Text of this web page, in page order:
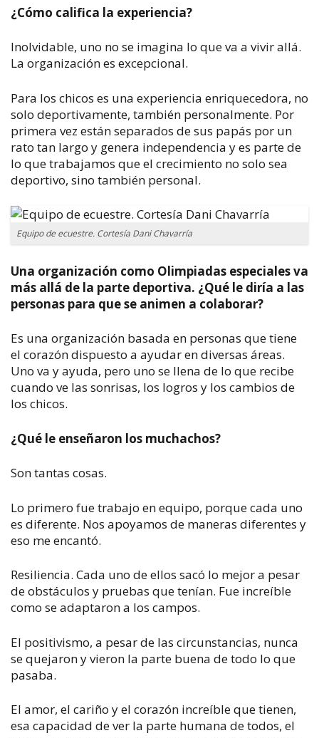
¿Cómo califica la experiencia?
Inolvidable, uno no se imagina lo que va a vivir allá.
La organización es excepcional.
Para los chicos es una experiencia enriquecedora, no
solo deportivamente, también personalmente. Por
primera vez están separados de sus papás por un
rato tan largo y genera independencia y es parte de
lo que trabajamos que el crecimiento no solo sea
deportivo, sino también personal.
Equipo de ecuestre. Cortesía Dani Chavarría
Una organización como Olimpiadas especiales va
más allá de la parte deportiva. ¿Qué le diría a las
personas para que se animen a colaborar?
Es una organización basada en personas que tiene
el corazón dispuesto a ayudar en diversas áreas.
Uno va y ayuda, pero uno se llena de lo que recibe
cuando ve las sonrisas, los logros y los cambios de
los chicos.
¿Qué le enseñaron los muchachos?
Son tantas cosas.
Lo primero fue trabajo en equipo, porque cada uno
es diferente. Nos apoyamos de maneras diferentes y
eso me encantó.
Resiliencia. Cada uno de ellos sacó lo mejor a pesar
de obstáculos y pruebas que tenían. Fue increíble
como se adaptaron a los campos.
El positivismo, a pesar de las circunstancias, nunca
se quejaron y vieron la parte buena de todo lo que
pasaba.
El amor, el cariño y el corazón increíble que tienen,
esa capacidad de ver la parte humana de todos, el